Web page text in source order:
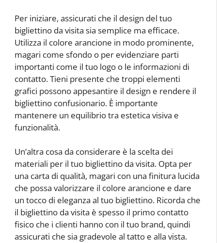
Per iniziare, assicurati che il design del tuo
bigliettino da visita sia semplice ma efficace.
Utilizza il colore arancione in modo prominente,
magari come sfondo o per evidenziare parti
importanti come il tuo logo o le informazioni di
contatto. Tieni presente che troppi elementi
grafici possono appesantire il design e rendere il
bigliettino confusionario. È importante
mantenere un equilibrio tra estetica visiva e
funzionalità.
Un’altra cosa da considerare è la scelta dei
materiali per il tuo bigliettino da visita. Opta per
una carta di qualità, magari con una finitura lucida
che possa valorizzare il colore arancione e dare
un tocco di eleganza al tuo bigliettino. Ricorda che
il bigliettino da visita è spesso il primo contatto
fisico che i clienti hanno con il tuo brand, quindi
assicurati che sia gradevole al tatto e alla vista.